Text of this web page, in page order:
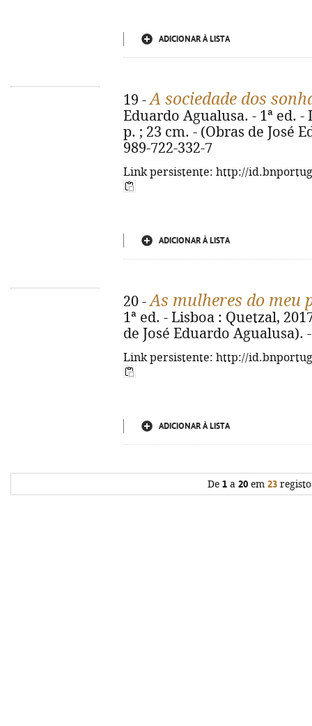
ADICIONAR À LISTA
19 -A sociedade dos
Eduardo Agualusa. - 1ª ed. -
p. ; 23 cm. - (Obras de José
989-722-332-7
Link persistente: http://
ADICIONAR À LISTA
20 -As mulheres do meu
1ª ed. - Lisboa : Quetzal,
de José Eduardo Agualusa).
Link persistente: http://
ADICIONAR À LISTA
De 1a 20em 23